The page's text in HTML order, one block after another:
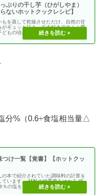
ぷりの干し芋（ひがしやま）
らないホットクックレシピ】
もを蒸して乾燥させただけ、自然の甘
がギュッと詰まって大好きです！！愛
どもの頃から「ひがしやま」といって
出てい・・
分%（0.6÷食塩相当量△
つけ一覧【覚書】【ホットクッ
の本で紹介されていた調味料の計算を
ています。 材料の総重量をはかる 総
％の塩を加える 使う調味料＝（総重